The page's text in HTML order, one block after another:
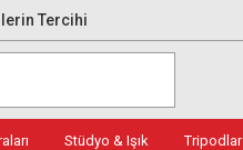
Tercihi
Stüdyo & Işık Tripodlar